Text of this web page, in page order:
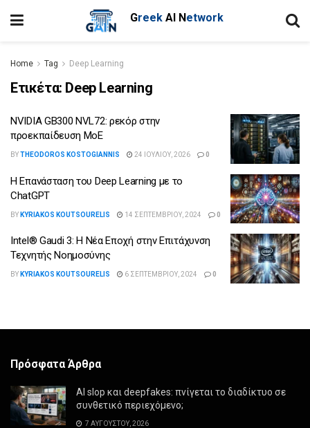
GreekAI Network
Home Tag Deep Learning
Ετικέτα: Deep Learning
NVIDIA GB300 NVL72: ρεκόρ στην
προεκπαίδευση MoE
BYTHEODOROS KOSTOGIANNIS 24 ΙΟΥΛΊΟΥ, 2026 0
Η Επανάσταση του Deep Learning με το
ChatGPT
BY KYRIAKOS KOUTSOURELIS 14 ΣΕΠΤΕΜΒΡΊΟΥ, 2024 0
Intel® Gaudi 3: Η Νέα Εποχή στην Επιτάχυνση
Τεχνητής Νοημοσύνης
BY KYRIAKOS KOUTSOURELIS 6 ΣΕΠΤΕΜΒΡΊΟΥ, 2024 0
Πρόσφατα Άρθρα
AI slop και deepfakes: πνίγεται το διαδίκτυο σε
συνθετικό περιεχόμενο;
7 ΑΥΓΟΎΣΤΟΥ, 2026